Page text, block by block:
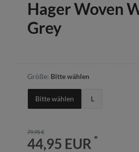
Hager Woven
Grey
Größe: Bitte wählen
Bitte wählen L
79,95 €
44,95 EUR *